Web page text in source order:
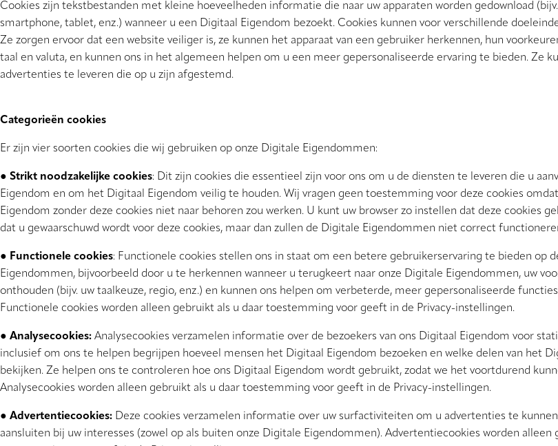
Cookies zijn tekstbestanden met kleine hoeveelheden informatie die naar uw apparaten worden gedownload
smartphone, tablet, enz.) wanneer u een Digitaal Eigendom bezoekt. Cookies kunnen voor verschillende
Ze zorgen ervoor dat een website veiliger is, ze kunnen het apparaat van een gebruiker herkennen, hun
taal en valuta, en kunnen ons in het algemeen helpen om u een meer gepersonaliseerde ervaring te bieden. Ze
advertenties te leveren die op u zijn afgestemd.
Categorieën cookies
Er zijn vier soorten cookies die wij gebruiken op onze Digitale Eigendommen:
● Strikt noodzakelijke cookies: Dit zijn cookies die essentieel zijn voor ons om u de diensten te leveren die u
Eigendom en om het Digitaal Eigendom veilig te houden. Wij vragen geen toestemming voor deze cookies
Eigendom zonder deze cookies niet naar behoren zou werken. U kunt uw browser zo instellen dat deze cookies
dat u gewaarschuwd wordt voor deze cookies, maar dan zullen de Digitale Eigendommen niet correct
● Functionele cookies: Functionele cookies stellen ons in staat om een betere gebruikerservaring te bieden op
Eigendommen, bijvoorbeeld door u te herkennen wanneer u terugkeert naar onze Digitale Eigendommen, uw
onthouden (bijv. uw taalkeuze, regio, enz.) en kunnen ons helpen om verbeterde, meer gepersonaliseerde
Functionele cookies worden alleen gebruikt als u daar toestemming voor geeft in de Privacy-instellingen.
● Analysecookies: Analysecookies verzamelen informatie over de bezoekers van ons Digitaal Eigendom voor
inclusief om ons te helpen begrijpen hoeveel mensen het Digitaal Eigendom bezoeken en welke delen van het
bekijken. Ze helpen ons te controleren hoe ons Digitaal Eigendom wordt gebruikt, zodat we het voortdurend
Analysecookies worden alleen gebruikt als u daar toestemming voor geeft in de Privacy-instellingen.
● Advertentiecookies: Deze cookies verzamelen informatie over uw surfactiviteiten om u advertenties te
aansluiten bij uw interesses (zowel op als buiten onze Digitale Eigendommen). Advertentiecookies worden alleen